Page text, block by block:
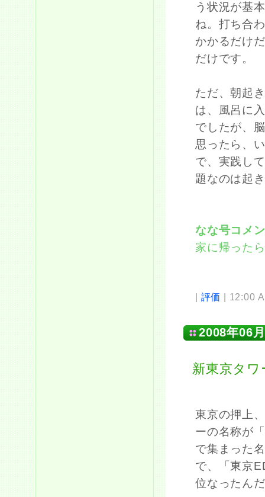
う状況が基
ね。打ち合
かかるだけ
だけです。
ただ、朝起
は、風呂に
でしたが、
思ったら、
で、実践し
題なのは起
なな号コ
家に帰った
| 評価 | 12:00
2008年06
新東京タ
東京の押上
ーの名称が
で集まった
で、「東京
位なったん